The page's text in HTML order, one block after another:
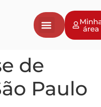
área
de
Paulo